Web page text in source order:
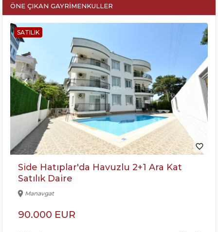
ÖNE ÇIKAN GAYRIMENKULLER
SATILIK
favorite_border
Side Hatıplar'da Havuzlu 2+1 Ara Kat
Satılık Daire
location_on Manavgat
90.000 EUR
keyboard_arrow_left keyboard_arrow_right